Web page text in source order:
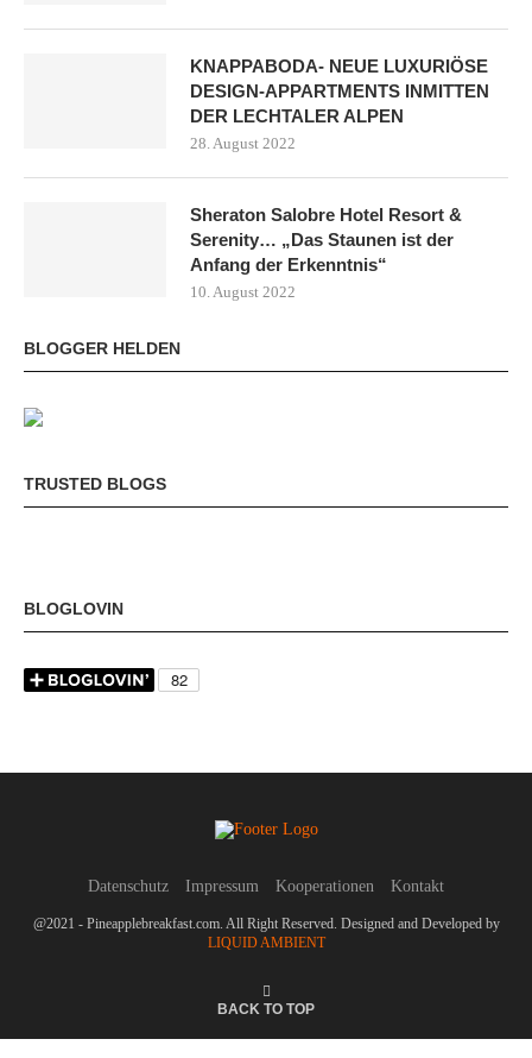
KNAPPABODA- NEUE LUXURIÖSE
DESIGN-APPARTMENTS INMITTEN
DER LECHTALER ALPEN
28. August 2022
Sheraton Salobre Hotel Resort &
Serenity… „Das Staunen ist der
Anfang der Erkenntnis“
10. August 2022
BLOGGER HELDEN
TRUSTED BLOGS
BLOGLOVIN
Datenschutz Impressum Kooperationen Kontakt
@2021 - Pineapplebreakfast.com. All Right Reserved. Designed and Developed by
LIQUID AMBIENT
BACK TO TOP